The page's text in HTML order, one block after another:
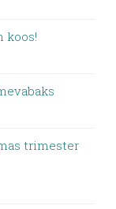
koos!
trimester